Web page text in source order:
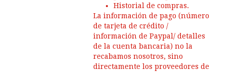
Historial de compras.
La información de pago (número
de tarjeta de crédito /
información de Paypal/ detalles
de la cuenta bancaria) no la
recabamos nosotros, sino
directamente los proveedores de